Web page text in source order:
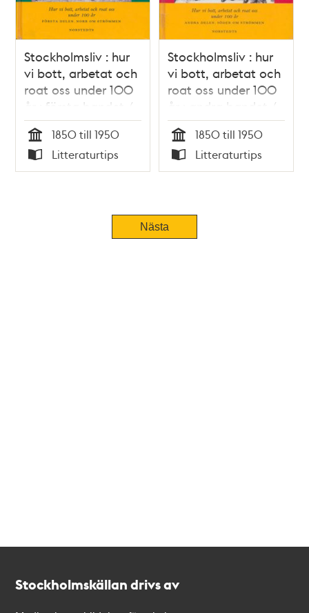
Stockholmsliv : hur
vi bott, arbetat och
roat oss under 100
år : första bandet /
Staffan Tjerneld
Tid
1850 till 1950
Typ
Litteraturtips
Stockholmsliv : hur
vi bott, arbetat och
roat oss under 100
år : andra bandet /
Staffan Tjerneld
Tid
1850 till 1950
Typ
Litteraturtips
Nästa
Stockholmskällan drivs av